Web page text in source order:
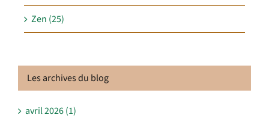
Zen (25)
Les archives du blog
avril 2026 (1)